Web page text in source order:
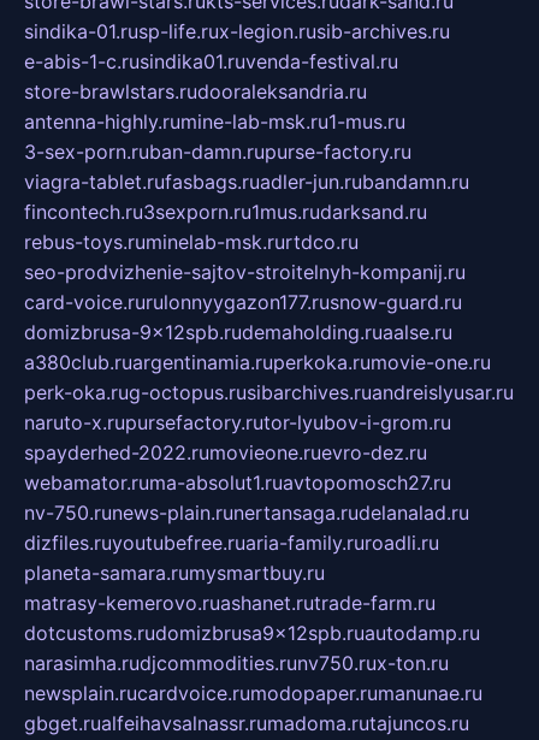
sindika-01.rusp-life.rux-legion.rusib-archives.ru
e-abis-1-c.rusindika01.ruvenda-festival.ru
store-brawlstars.rudooraleksandria.ru
antenna-highly.rumine-lab-msk.ru1-mus.ru
3-sex-porn.ruban-damn.rupurse-factory.ru
viagra-tablet.rufasbags.ruadler-jun.rubandamn.ru
fincontech.ru3sexporn.ru1mus.rudarksand.ru
rebus-toys.ruminelab-msk.rurtdco.ru
seo-prodvizhenie-sajtov-stroitelnyh-kompanij.ru
card-voice.rurulonnyygazon177.rusnow-guard.ru
domizbrusa-9x12spb.rudemaholding.ruaalse.ru
a380club.ruargentinamia.ruperkoka.rumovie-one.ru
perk-oka.rug-octopus.rusibarchives.ruandreislyusar.ru
naruto-x.rupursefactory.rutor-lyubov-i-grom.ru
spayderhed-2022.rumovieone.ruevro-dez.ru
webamator.ruma-absolut1.ruavtopomosch27.ru
nv-750.runews-plain.runertansaga.rudelanalad.ru
dizfiles.ruyoutubefree.ruaria-family.ruroadli.ru
planeta-samara.rumysmartbuy.ru
matrasy-kemerovo.ruashanet.rutrade-farm.ru
dotcustoms.rudomizbrusa9x12spb.ruautodamp.ru
narasimha.rudjcommodities.runv750.rux-ton.ru
newsplain.rucardvoice.rumodopaper.rumanunae.ru
gbget.rualfeihavsalnassr.rumadoma.rutajuncos.ru